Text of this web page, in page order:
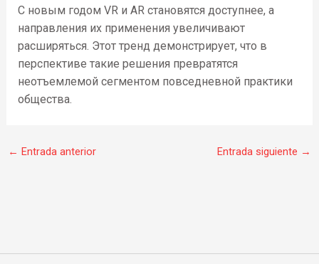
С новым годом VR и AR становятся доступнее, а
направления их применения увеличивают
расширяться. Этот тренд демонстрирует, что в
перспективе такие решения превратятся
неотъемлемой сегментом повседневной практики
общества.
← Entrada anterior Entrada siguiente →